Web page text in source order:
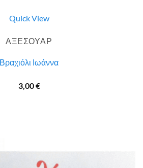
Quick View
ΑΞΕΣΟΥΑΡ
Βραχιόλι Ιωάννα
3,00€